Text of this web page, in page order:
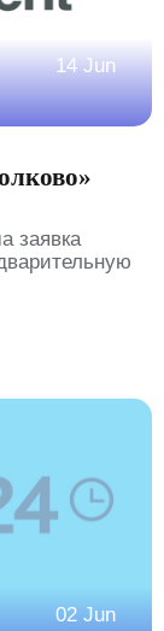
14 Jun
заявка
02 Jun